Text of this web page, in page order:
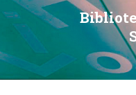
PERMISUL
COLECȚII